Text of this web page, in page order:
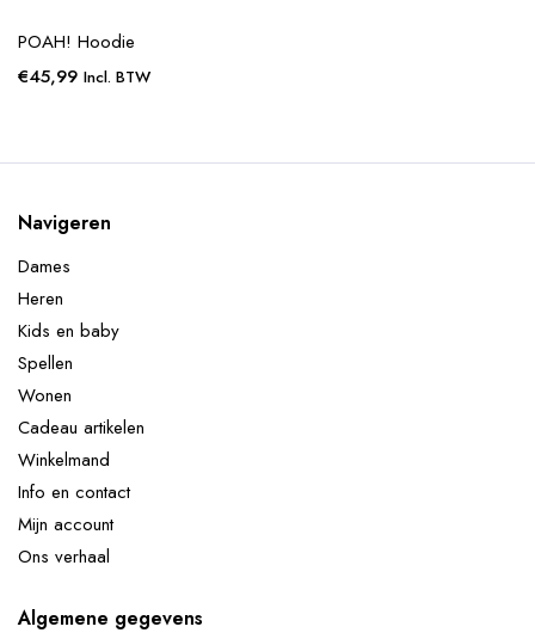
POAH! Hoodie
€45,99 Incl. BTW
Navigeren
Dames
Heren
Kids en baby
Spellen
Wonen
Cadeau artikelen
Winkelmand
Info en contact
Mijn account
Ons verhaal
Algemene gegevens